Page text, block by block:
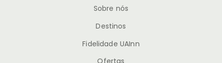
Sobre nós
Destinos
Fidelidade UAInn